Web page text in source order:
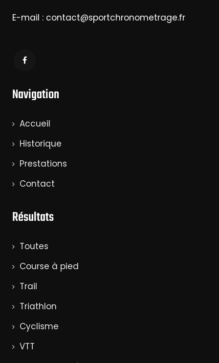
E-mail : contact@sportchronometrage.fr
Navigation
Accueil
Historique
Prestations
Contact
Résultats
Toutes
Course à pied
Trail
Triathlon
Cyclisme
VTT